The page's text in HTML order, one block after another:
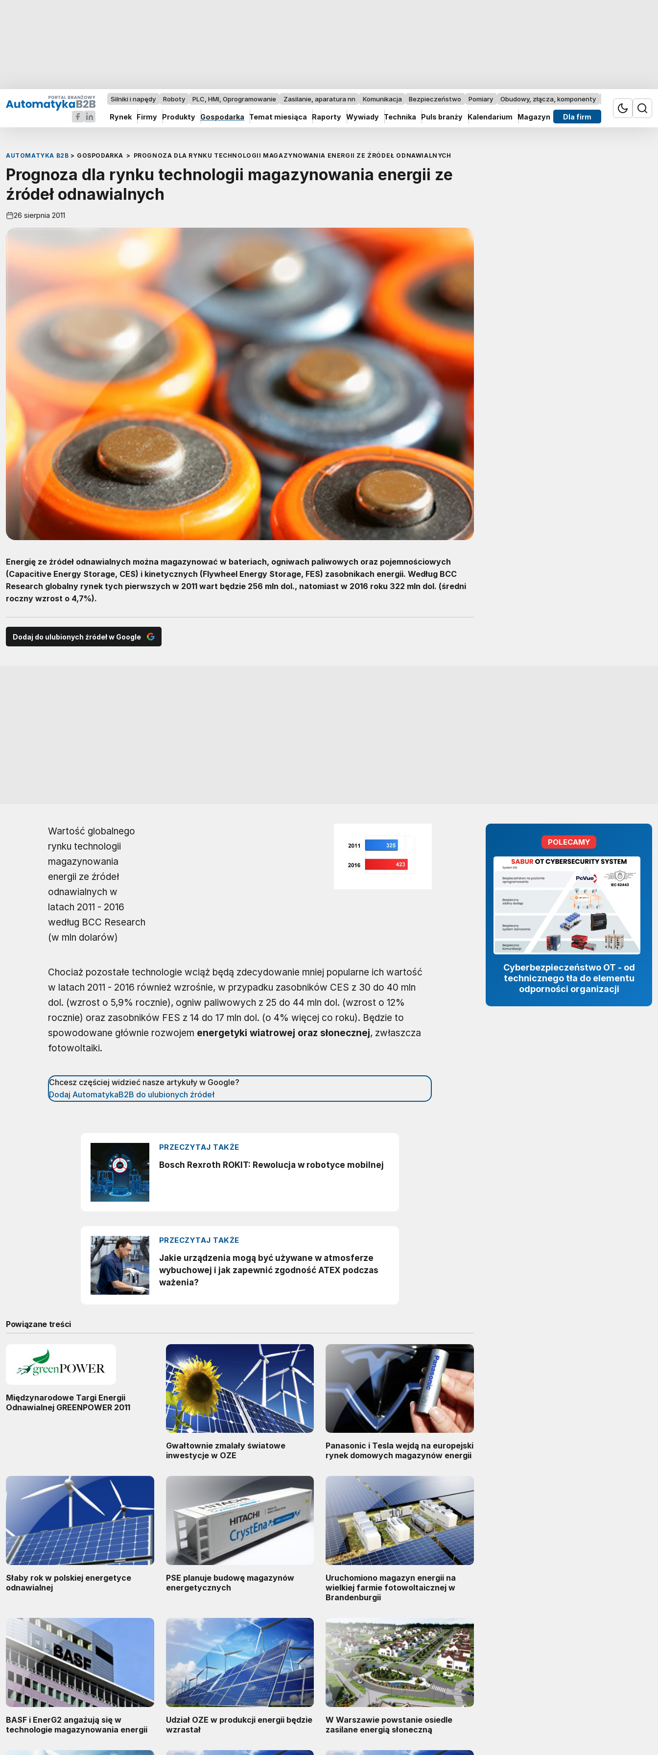
Silniki i napędy Roboty PLC, HMI, Oprogramowanie Zasilanie, aparatura nn Komunikacja Bezpieczeństwo Pomiary Obudowy, złącza, komponenty Przemysł 4.0
Rynek Firmy Produkty Gospodarka Temat miesiąca Raporty Wywiady Technika Puls branży Kalendarium Magazyn Dla firm
AUTOMATYKA B2B > GOSPODARKA > PROGNOZA DLA RYNKU TECHNOLOGII MAGAZYNOWANIA ENERGII ZE ŹRÓDEŁ ODNAWIALNYCH
Prognoza dla rynku technologii magazynowania energii ze
źródeł odnawialnych
26 sierpnia 2011
Energię ze źródeł odnawialnych można magazynować w bateriach, ogniwach paliwowych oraz pojemnościowych
(Capacitive Energy Storage, CES) i kinetycznych (Flywheel Energy Storage, FES) zasobnikach energii. Według BCC
Research globalny rynek tych pierwszych w 2011 wart będzie 256 mln dol., natomiast w 2016 roku 322 mln dol. (średni
roczny wzrost o 4,7%).
Dodaj do ulubionych źródeł w Google
Wartość globalnego
rynku technologii
magazynowania
energii ze źródeł
odnawialnych w
latach 2011 - 2016
według BCC Research
(w mln dolarów)
Chociaż pozostałe technologie wciąż będą zdecydowanie mniej popularne ich wartość
w latach 2011 - 2016 również wzrośnie, w przypadku zasobników CES z 30 do 40 mln
dol. (wzrost o 5,9% rocznie), ogniw paliwowych z 25 do 44 mln dol. (wzrost o 12%
rocznie) oraz zasobników FES z 14 do 17 mln dol. (o 4% więcej co roku). Będzie to
spowodowane głównie rozwojem energetyki wiatrowej oraz słonecznej, zwłaszcza
fotowoltaiki.
Chcesz częściej widzieć nasze artykuły w Google?
Dodaj AutomatykaB2B do ulubionych źródeł
Powiązane treści
Międzynarodowe Targi Energii
Odnawialnej GREENPOWER 2011
Gwałtownie zmalały światowe
inwestycje w OZE
Panasonic i Tesla wejdą na europejski
rynek domowych magazynów energii
Słaby rok w polskiej energetyce
odnawialnej
PSE planuje budowę magazynów
energetycznych
Uruchomiono magazyn energii na
wielkiej farmie fotowoltaicznej w
Brandenburgii
BASF i EnerG2 angażują się w
technologie magazynowania energii
Udział OZE w produkcji energii będzie
wzrastał
W Warszawie powstanie osiedle
zasilane energią słoneczną
POLECAMY
Cyberbezpieczeństwo OT - od
technicznego tła do elementu
odporności organizacji